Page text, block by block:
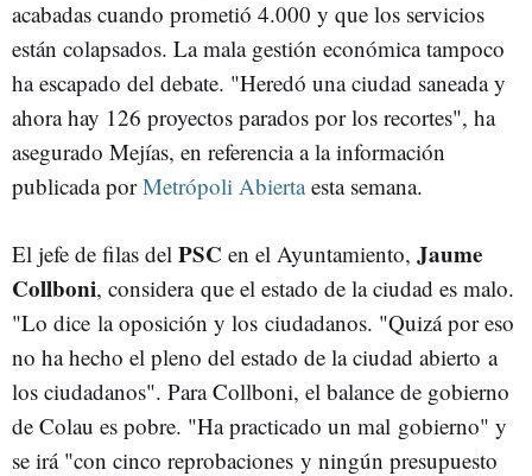
acabadas cuando prometió 4.000 y que los servicios
están colapsados. La mala gestión económica tampoco
ha escapado del debate. "Heredó una ciudad saneada y
ahora hay 126 proyectos parados por los recortes", ha
asegurado Mejías, en referencia a la información
publicada porMetrópoli Abiertaesta semana.
El jefe de filas del PSC en el Ayuntamiento, Jaume
Collboni, considera que el estado de la ciudad es malo.
"Lo dice la oposición y los ciudadanos. "Quizá por eso
no ha hecho el pleno del estado de la ciudad abierto a
los ciudadanos". ParaCollboni, el balance de gobierno
de Colau es pobre. "Ha practicado un mal gobierno" y
se irá "con cinco reprobaciones y ningún presupuesto